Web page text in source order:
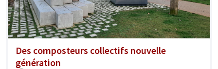
Des composteurs collectifs nouvelle
génération